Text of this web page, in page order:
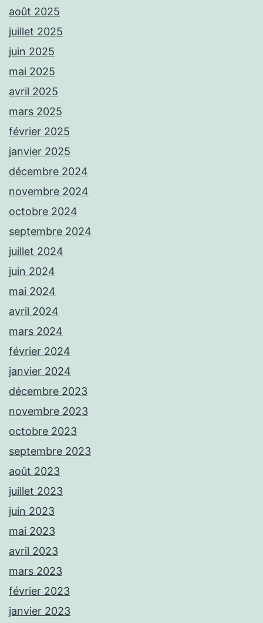
août 2025
juillet 2025
juin 2025
mai 2025
avril 2025
mars 2025
février 2025
janvier 2025
décembre 2024
novembre 2024
octobre 2024
septembre 2024
juillet 2024
juin 2024
mai 2024
avril 2024
mars 2024
février 2024
janvier 2024
décembre 2023
novembre 2023
octobre 2023
septembre 2023
août 2023
juillet 2023
juin 2023
mai 2023
avril 2023
mars 2023
février 2023
janvier 2023